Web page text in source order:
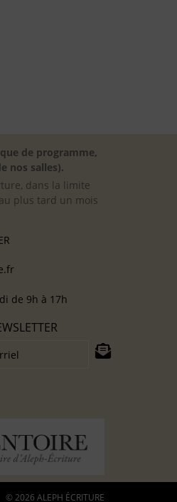
de programme,
nos salles).
dans la limite
plus tard un mois
de 9h à 17h
© 2026 ALEPH ÉCRITURE